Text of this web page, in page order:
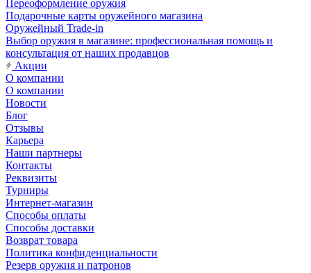
Переоформление оружия
Подарочные карты оружейного магазина
Оружейный Trade-in
Выбор оружия в магазине: профессиональная помощь и
консультация от наших продавцов
Акции
О компании
О компании
Новости
Блог
Отзывы
Карьера
Наши партнеры
Контакты
Реквизиты
Турниры
Интернет-магазин
Способы оплаты
Способы доставки
Возврат товара
Политика конфиденциальности
Резерв оружия и патронов